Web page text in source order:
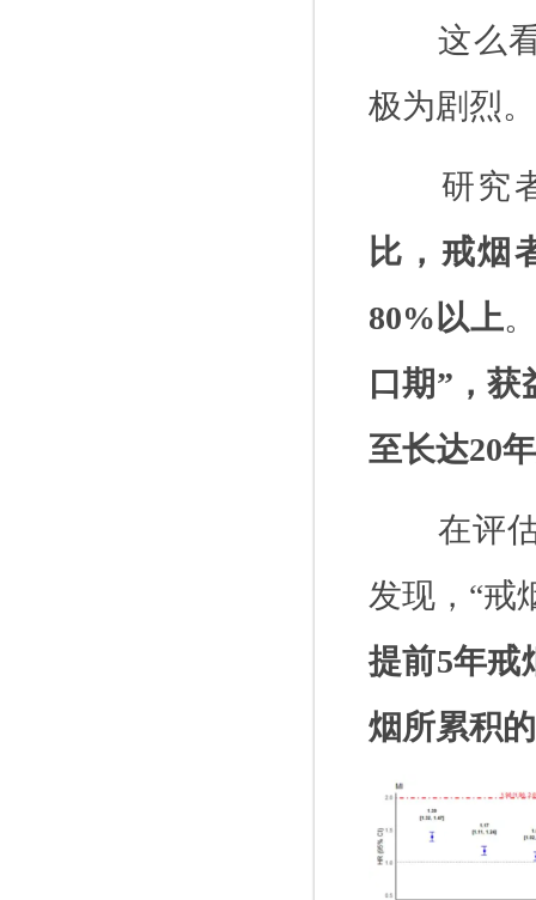
这么
极为剧烈
研究
比，戒烟
80%以上
口期”，获
至长达20
在评
发现，“戒
提前5年戒
烟所累积